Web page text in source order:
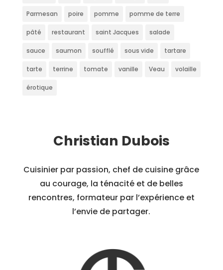
Parmesan poire pomme pomme de terre
pâté restaurant saint Jacques salade
sauce saumon soufflé sous vide tartare
tarte terrine tomate vanille Veau volaille
érotique
Christian Dubois
Cuisinier par passion, chef de cuisine grâce
au courage, la ténacité et de belles
rencontres, formateur par l’expérience et
l’envie de partager.